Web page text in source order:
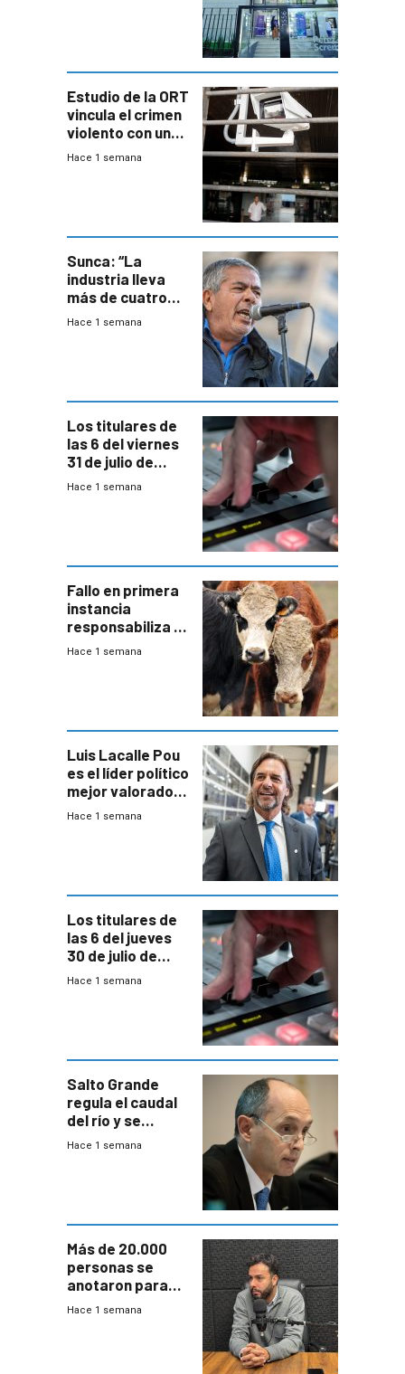
Estudio de la ORT
vincula el crimen
violento con una
menor creación
Hace 1 semana
Sunca: “La
industria lleva
más de cuatro
meses sin
Hace 1 semana
Los titulares de
las 6 del viernes
31 de julio de
2026
Hace 1 semana
Fallo en primera
instancia
responsabiliza al
Estado por falta
Hace 1 semana
Luis Lacalle Pou
es el líder político
mejor valorado
del país, según
Hace 1 semana
Los titulares de
las 6 del jueves
30 de julio de
2026
Hace 1 semana
Salto Grande
regula el caudal
del río y se
prepara para un
Hace 1 semana
Más de 20.000
personas se
anotaron para
las pruebas
Hace 1 semana